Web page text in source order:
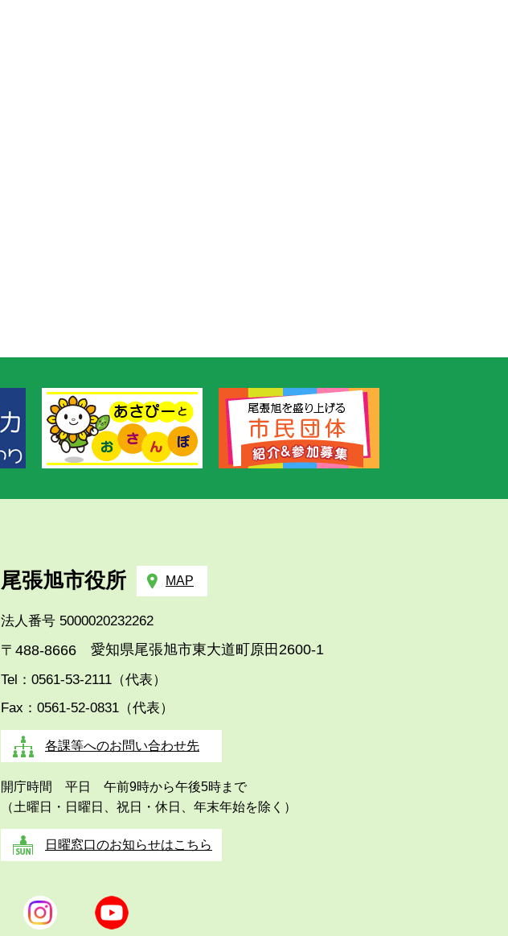
尾張旭市役所 MAP
法人番号 5000020232262
〒488-8666 愛知県尾張旭市東大道町原田2600-1
Tel：0561-53-2111（代表）
Fax：0561-52-0831（代表）
各課等へのお問い合わせ先
開庁時間 平日 午前9時から午後5時まで
（土曜日・日曜日、祝日・休日、年末年始を除く）
日曜窓口のお知らせはこちら